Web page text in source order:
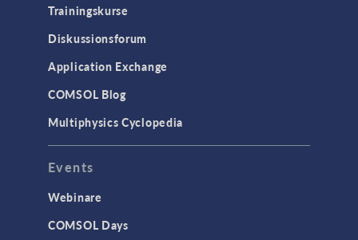
Trainingskurse
Diskussionsforum
Application Exchange
COMSOL Blog
Multiphysics Cyclopedia
Events
Webinare
COMSOL Days